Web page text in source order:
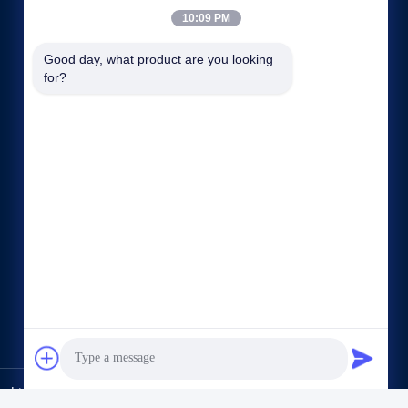
All Rights Reserved.
10:09 PM
Good day, what product are you looking
for?